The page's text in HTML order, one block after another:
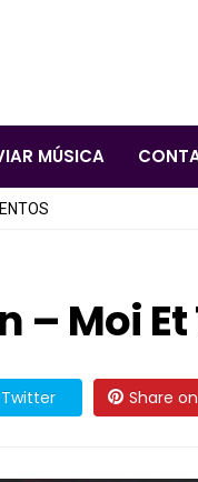
MÚSICA
– Moi Et
Share